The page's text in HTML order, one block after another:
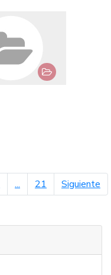
... 21 Siguiente